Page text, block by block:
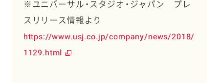
※ユニバーサル・スタジオ・ジャパン プレ
スリリース情報より
https://www.usj.co.jp/company/news/2018/
1129.html